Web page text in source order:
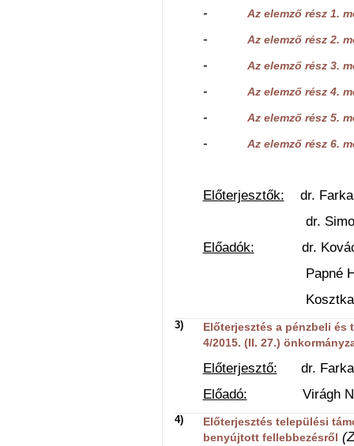
-
Az elemző rész 1.
- Az elemző rész 2.
- Az elemző rész 3.
- Az elemző rész 4.
- Az elemző rész 5.
- Az elemző rész 6.
Előterjesztők: dr.
dr. Simon
Előadók: dr. Kovács
Papné Horváth
Kosztka
3)
Előterjesztés a pénzbeli és
4/2015. (II. 27.)
Előterjesztő: dr. Farkas
Előadó: Virágh
4)
Előterjesztés települési
benyújtott fellebbezésről